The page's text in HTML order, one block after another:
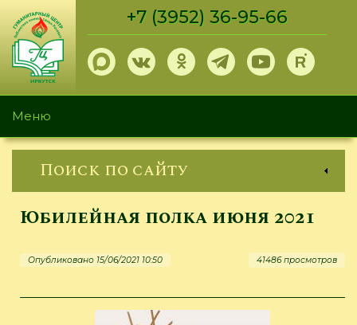
Перейти
основному
содержанию
+7 (3952) 36-95-66
Меню
Поиск по сайту
Юбилейная полка июня 2021
Опубликовано 15/06/2021 10:50 41486 просмотров